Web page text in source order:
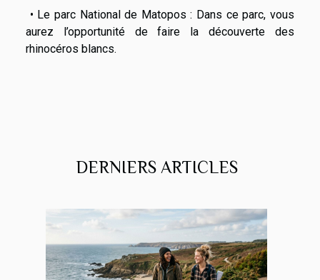
• Le parc National de Matopos : Dans ce parc, vous
aurez l’opportunité de faire la découverte des
rhinocéros blancs.
DERNIERS ARTICLES